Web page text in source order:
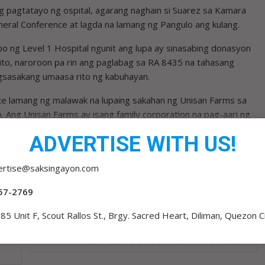
ng ospital, agarang naghain si Suarez sa Kamara
Conference at lagda na lamang ng Pangulo ang kulang.
ng Level 1 Hospital ngunit ang lupa ay sinasabing donasyon
naroroon pa rin ang paglabag sa RA 8435 na tahasang
umaasa rito ng kabuhayan.
ng malawak na lupaing sakahan ng Unisan Farms sa
Unisan Farms ay isang family corporation na pag-aari ng
ospital noong 2024 subalit hanggang ngayon ay
taga-Quezon.
5 NPA PATAY SA NEGROS OCCIDENTAL ENCOUNTER
ADVERTISE WITH US!
2769
Unit F, Scout Rallos St., Brgy. Sacred Heart, Diliman, Quezon